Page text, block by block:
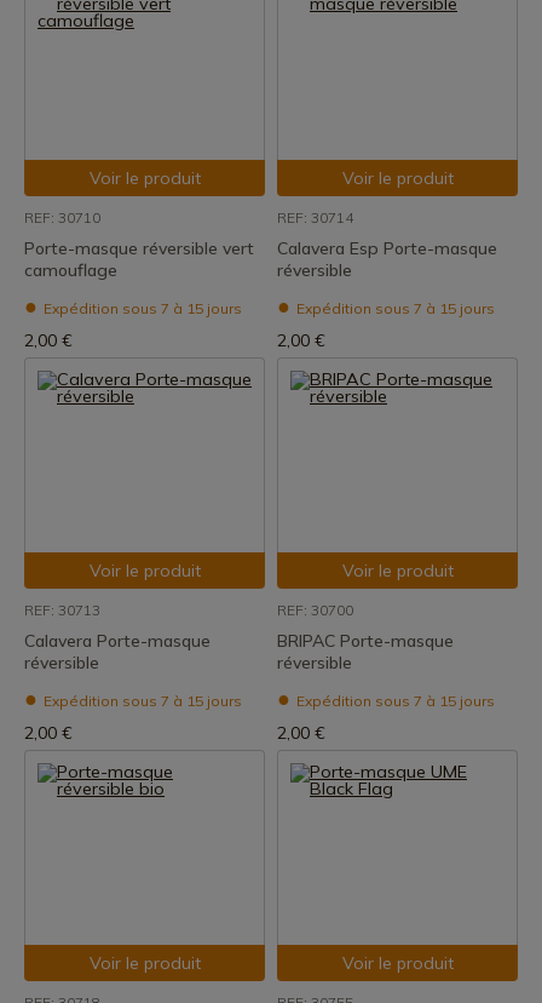
Voir le produit
REF: 30710
Porte-masque réversible vert
camouflage
Expédition sous 7 à 15 jours
2,00 €
Voir le produit
REF: 30714
Calavera Esp Porte-masque
réversible
Expédition sous 7 à 15 jours
2,00 €
Voir le produit
REF: 30713
Calavera Porte-masque
réversible
Expédition sous 7 à 15 jours
2,00 €
Voir le produit
REF: 30700
BRIPAC Porte-masque
réversible
Expédition sous 7 à 15 jours
2,00 €
Voir le produit Voir le produit